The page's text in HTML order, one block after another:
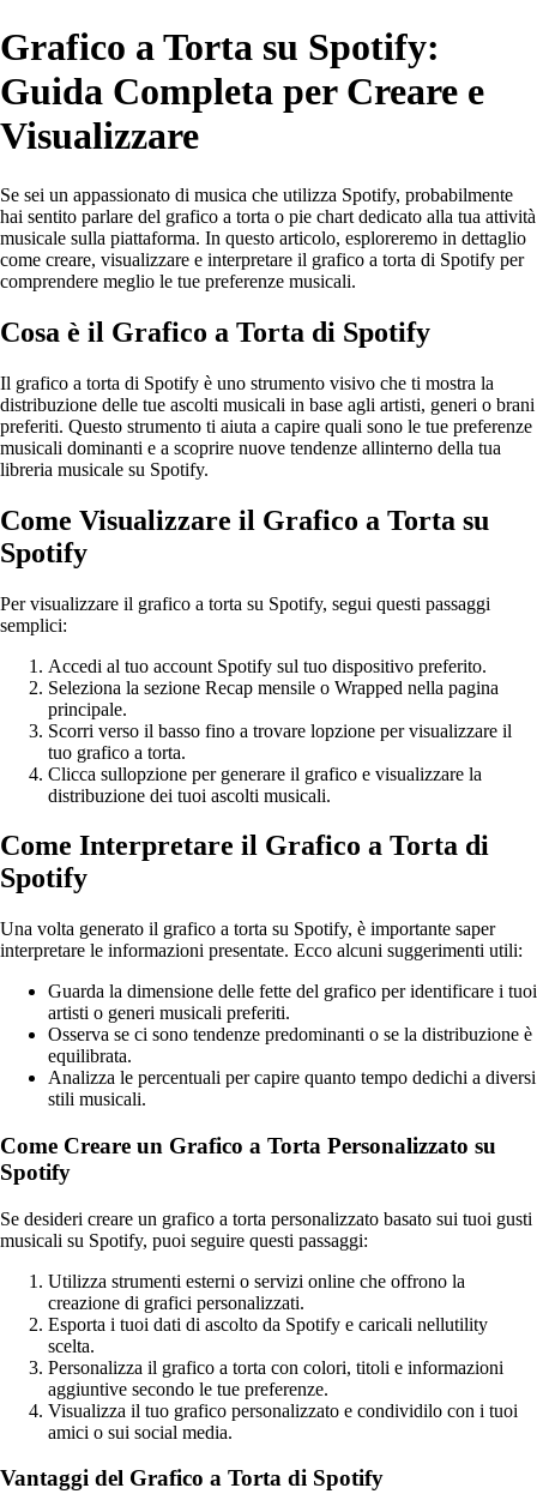
Grafico a Torta su Spotify:
Guida Completa per Creare e
Visualizzare
Se sei un appassionato di musica che utilizza Spotify, probabilmente
hai sentito parlare del grafico a torta o pie chart dedicato alla tua attività
musicale sulla piattaforma. In questo articolo, esploreremo in dettaglio
come creare, visualizzare e interpretare il grafico a torta di Spotify per
comprendere meglio le tue preferenze musicali.
Cosa è il Grafico a Torta di Spotify
Il grafico a torta di Spotify è uno strumento visivo che ti mostra la
distribuzione delle tue ascolti musicali in base agli artisti, generi o brani
preferiti. Questo strumento ti aiuta a capire quali sono le tue preferenze
musicali dominanti e a scoprire nuove tendenze allinterno della tua
libreria musicale su Spotify.
Come Visualizzare il Grafico a Torta su
Spotify
Per visualizzare il grafico a torta su Spotify, segui questi passaggi
semplici:
Accedi al tuo account Spotify sul tuo dispositivo preferito.
Seleziona la sezione Recap mensile o Wrapped nella pagina
principale.
Scorri verso il basso fino a trovare lopzione per visualizzare il
tuo grafico a torta.
Clicca sullopzione per generare il grafico e visualizzare la
distribuzione dei tuoi ascolti musicali.
Come Interpretare il Grafico a Torta di
Spotify
Una volta generato il grafico a torta su Spotify, è importante saper
interpretare le informazioni presentate. Ecco alcuni suggerimenti utili:
Guarda la dimensione delle fette del grafico per identificare i tuoi
artisti o generi musicali preferiti.
Osserva se ci sono tendenze predominanti o se la distribuzione è
equilibrata.
Analizza le percentuali per capire quanto tempo dedichi a diversi
stili musicali.
Come Creare un Grafico a Torta Personalizzato su
Spotify
Se desideri creare un grafico a torta personalizzato basato sui tuoi gusti
musicali su Spotify, puoi seguire questi passaggi:
Utilizza strumenti esterni o servizi online che offrono la
creazione di grafici personalizzati.
Esporta i tuoi dati di ascolto da Spotify e caricali nellutility
scelta.
Personalizza il grafico a torta con colori, titoli e informazioni
aggiuntive secondo le tue preferenze.
Visualizza il tuo grafico personalizzato e condividilo con i tuoi
amici o sui social media.
Vantaggi del Grafico a Torta di Spotify